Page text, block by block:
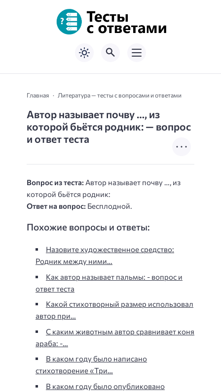
Главная Литература — тесты с вопросами и ответами
Автор называет почву …, из
которой бьётся родник: — вопрос
и ответ теста
Вопрос из теста: Автор называет почву …, из
которой бьётся родник:
Ответ на вопрос: Бесплодной.
Похожие вопросы и ответы:
Назовите художественное средство:
Родник между ними…
Как автор называет пальмы: - вопрос и
ответ теста
Какой стихотворный размер использовал
автор при…
С каким животным автор сравнивает коня
араба: -…
В каком году было написано
стихотворение «Три…
В каком году было опубликовано